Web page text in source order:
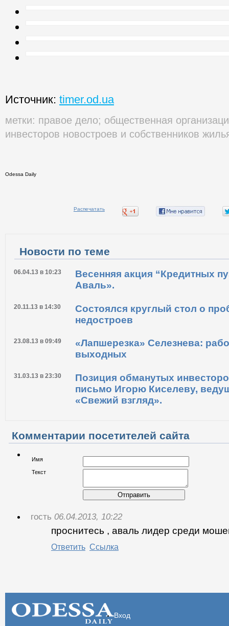
Источник: timer.od.ua
метки: правое дело; общественная
инвесторов новостроев и собственников
Odessa Daily
Распечатать
Новости по теме
06.04.13 в 10:23
Весенняя акция “Кредитных
Аваль».
20.11.13 в 14:30
Состоялся круглый стол о
недостроев
23.08.13 в 09:49
«Лапшерезка» Селезнева:
выходных
31.03.13 в 23:30
Позиция обманутых
письмо Игорю Киселеву,
«Свежий взгляд».
Комментарии посетителей сайта
Имя
Текст
Отправить
гость 06.04.2013, 10:22
проснитесь , аваль лидер среди
Ответить Ссылка
Вход